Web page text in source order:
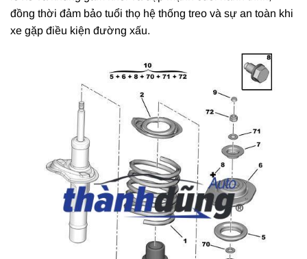
đồng thời đảm bảo tuổi thọ hệ thống treo và sự an toàn khi
xe gặp điều kiện đường xấu.